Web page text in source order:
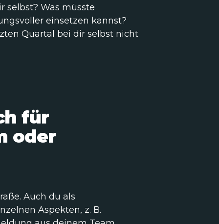
selbst? Was müsste
einsetzen kannst?
Quartal bei dir selbst nicht
für
oder
Auch du als
Aspekten, z. B.